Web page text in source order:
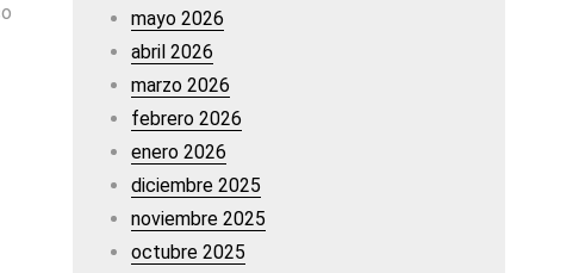
mayo 2026
abril 2026
marzo 2026
febrero 2026
enero 2026
diciembre 2025
noviembre 2025
octubre 2025